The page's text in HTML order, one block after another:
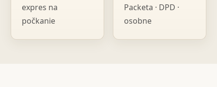
expres na
počkanie
Packeta · DPD ·
osobne